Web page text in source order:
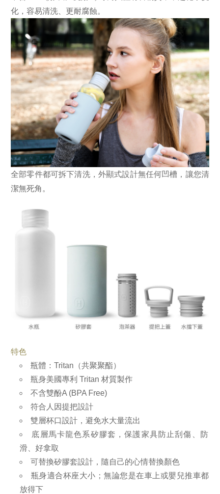
化，容易清洗、更耐腐蝕。
全部零件都可拆下清洗，外顯式設計無任何凹槽，讓您清
潔無死角。
特色
瓶體：Tritan（共聚聚酯）
瓶身美國專利 Tritan 材質製作
不含雙酚A (BPA Free)
符合人因提把設計
雙層杯口設計，避免水大量流出
底層馬卡龍色系矽膠套，保護家具防止刮傷、防
滑、好拿取
可替換矽膠套設計，隨自己的心情替換顏色
瓶身適合杯座大小；無論您是在車上或嬰兒推車都
放得下